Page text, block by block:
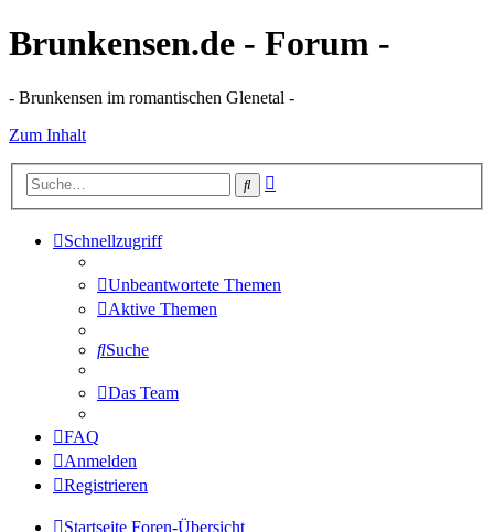
Brunkensen.de - Forum -
- Brunkensen im romantischen Glenetal -
Zum Inhalt
Suche
Schnellzugriff
Unbeantwortete Themen
Aktive Themen
Suche
Das Team
FAQ
Anmelden
Registrieren
Startseite Foren-Übersicht